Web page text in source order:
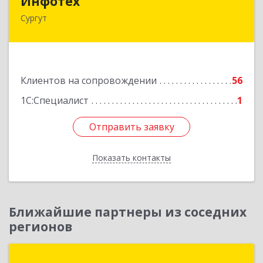
Сургут
Клиентов на сопровождении
56
1С:Специалист
1
Отправить заявку
Показать контакты
628400, Ханты-Мансийский Автономный округ
Отправить заявку
Назад
Ближайшие партнеры из соседних
регионов